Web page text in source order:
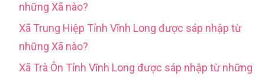
những Xã nào?
Xã Trung Hiệp Tỉnh Vĩnh Long được sáp nhập từ
những Xã nào?
Xã Trà Ôn Tỉnh Vĩnh Long được sáp nhập từ những